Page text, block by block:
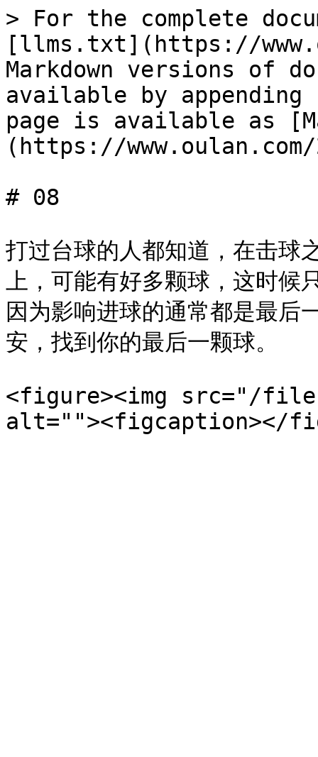
> For the complete
[llms.txt](https://
Markdown versions of
available by
page is available as
(https://
# 08
打过台球的人都知道，在击球
上，可能有好多颗球，这时
因为影响进球的通常都是最后
安，找到你的最后一颗球。
<figure><img src="/files/